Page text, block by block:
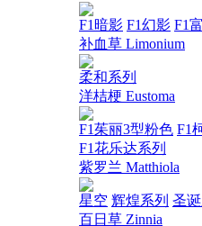
F1暗影 F1幻影 F1
补血草 Limonium
柔和系列
洋桔梗 Eustoma
F1茱丽3型粉色 F1
F1花乐达系列
紫罗兰 Matthiola
星空 辉煌系列 圣
百日草 Zinnia